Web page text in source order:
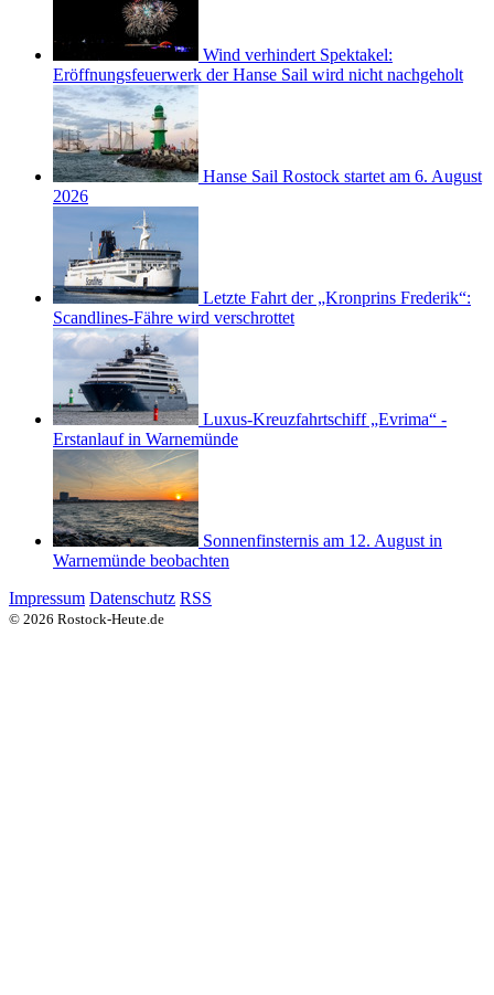
Wind verhindert Spektakel:
Eröffnungsfeuerwerk der Hanse Sail wird nicht nachgeholt
Hanse Sail Rostock startet am 6. August
2026
Letzte Fahrt der „Kronprins Frederik“:
Scandlines-Fähre wird verschrottet
Luxus-Kreuzfahrtschiff „Evrima“ -
Erstanlauf in Warnemünde
Sonnenfinsternis am 12. August in
Warnemünde beobachten
Impressum Datenschutz RSS
© 2026 Rostock-Heute.de